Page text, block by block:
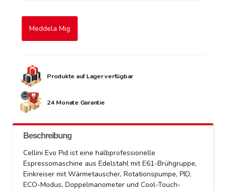
Meddela Mig
Produkte auf Lager verfügbar
24 Monate Garantie
Beschreibung
Cellini Evo Pid ist eine halbprofessionelle
Espressomaschine aus Edelstahl mit E61-Brühgruppe,
Einkreiser mit Wärmetauscher, Rotationspumpe, PID,
ECO-Modus, Doppelmanometer und Cool-Touch-